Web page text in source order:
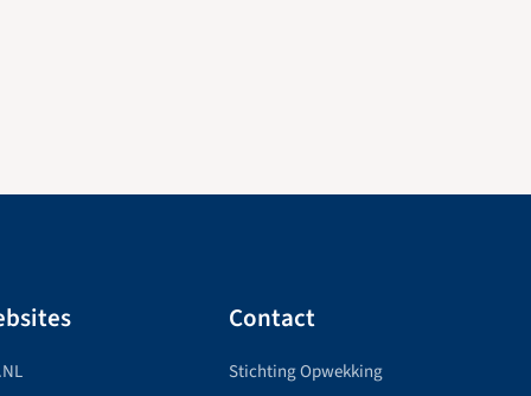
Contact
Stichting Opwekking